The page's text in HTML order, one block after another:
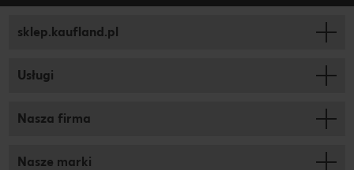
sklep.kaufland.pl
Usługi
Nasza firma
Nasze marki